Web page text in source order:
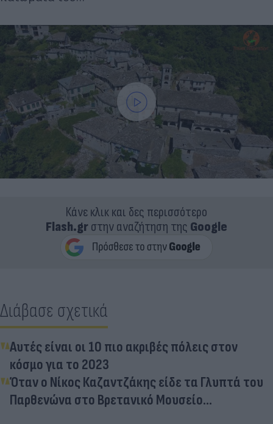
Κάνε κλικ και δες περισσότερο
Flash.grστην αναζήτηση της Google
Διάβασε σχετικά
Αυτές είναι οι 10 πιο ακριβές πόλεις στον
κόσμο για το 2023
Όταν ο Νίκος Καζαντζάκης είδε τα Γλυπτά του
Παρθενώνα στο Βρετανικό Μουσείο...